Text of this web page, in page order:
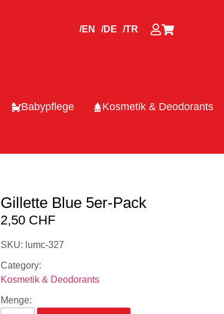
/EN /DE /TR
Babypflege Kosmetik & Deodorants
Gillette Blue 5er-Pack
2,50 CHF
SKU: lumc-327
Category:
Kosmetik & Deodorants
Menge: